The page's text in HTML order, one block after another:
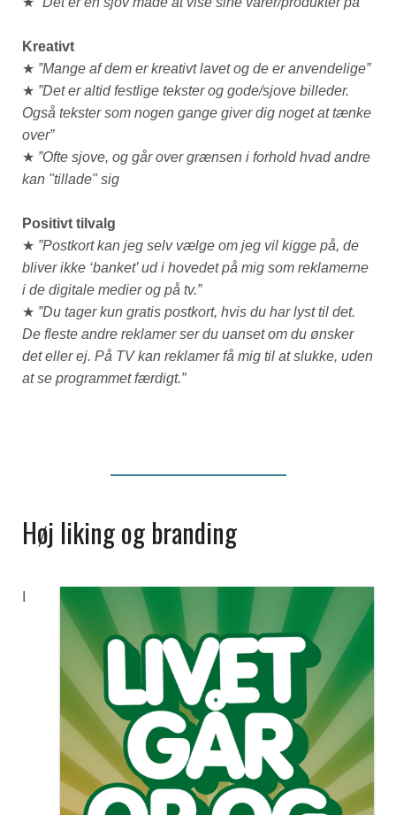
Kreativt
★ ”Mange af dem er kreativt lavet og de er anvendelige”
★ ”Det er altid festlige tekster og gode/sjove billeder.
Også tekster som nogen gange giver dig noget at tænke
over”
★ ”Ofte sjove, og går over grænsen i forhold hvad andre
kan "tillade" sig
Positivt tilvalg
★ ”Postkort kan jeg selv vælge om jeg vil kigge på, de
bliver ikke ‘banket’ ud i hovedet på mig som reklamerne
i de digitale medier og på tv.”
★ ”Du tager kun gratis postkort, hvis du har lyst til det.
De fleste andre reklamer ser du uanset om du ønsker
det eller ej. På TV kan reklamer få mig til at slukke, uden
at se programmet færdigt.”
Høj liking og branding